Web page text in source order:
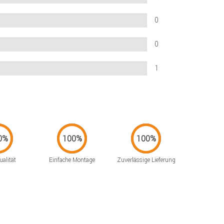
0
0
1
Einfache Montage Zuverlässige Lieferung